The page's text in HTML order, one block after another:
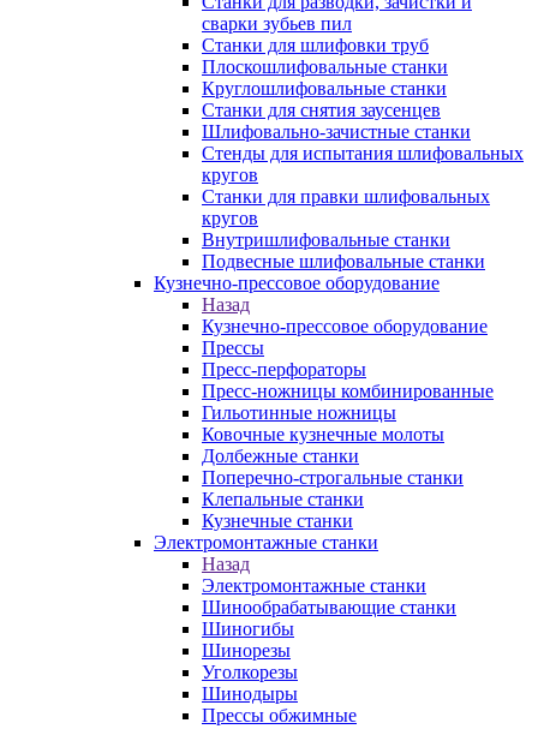
сварки зубьев пил
Станки для шлифовки труб
Плоскошлифовальные станки
Круглошлифовальные станки
Станки для снятия заусенцев
Шлифовально-зачистные станки
Стенды для испытания шлифовальных
кругов
Станки для правки шлифовальных
кругов
Внутришлифовальные станки
Подвесные шлифовальные станки
Кузнечно-прессовое оборудование
Назад
Кузнечно-прессовое оборудование
Прессы
Пресс-перфораторы
Пресс-ножницы комбинированные
Гильотинные ножницы
Ковочные кузнечные молоты
Долбежные станки
Поперечно-строгальные станки
Клепальные станки
Кузнечные станки
Электромонтажные станки
Назад
Электромонтажные станки
Шинообрабатывающие станки
Шиногибы
Шинорезы
Уголкорезы
Шинодыры
Прессы обжимные